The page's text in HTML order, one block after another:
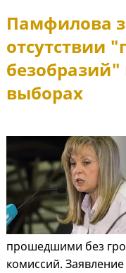
Памфилова
отсутствии
безобразий"
выборах
прошедшими без
комиссий.